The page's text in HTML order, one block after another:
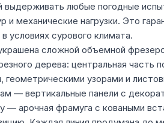
выдерживать любые погодные
и механические нагрузки. Это
условиях сурового климата.
сложной объемной
дерева: центральная часть
геометрическими узорами и
— вертикальные панели с
— арочная фрамуга с коваными